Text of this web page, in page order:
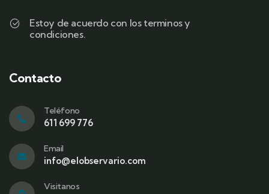
Estoy de acuerdo con los terminos y
condiciones.
Contacto
Teléfono
611 699 776
Email
info@elobservario.com
Visitanos